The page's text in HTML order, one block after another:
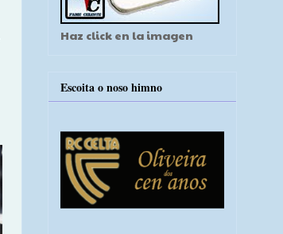
Haz click en la imagen
Escoita o noso himno